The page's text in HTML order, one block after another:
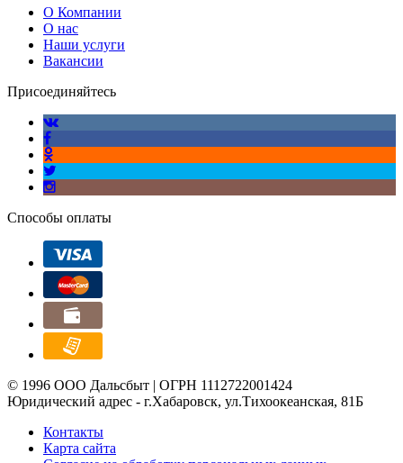
О Компании
О нас
Наши услуги
Вакансии
Присоединяйтесь
Способы оплаты
© 1996 ООО Дальсбыт | ОГРН 1112722001424
Юридический адрес - г.Хабаровск, ул.Тихоокеанская, 81Б
Контакты
Карта сайта